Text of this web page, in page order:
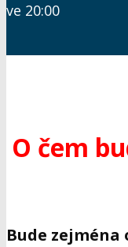
ve 20:00
O čem
Bude zejména